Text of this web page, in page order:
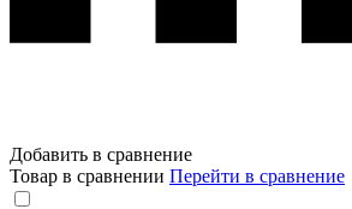
Добавить в сравнение
Товар в сравнении Перейти в сравнение